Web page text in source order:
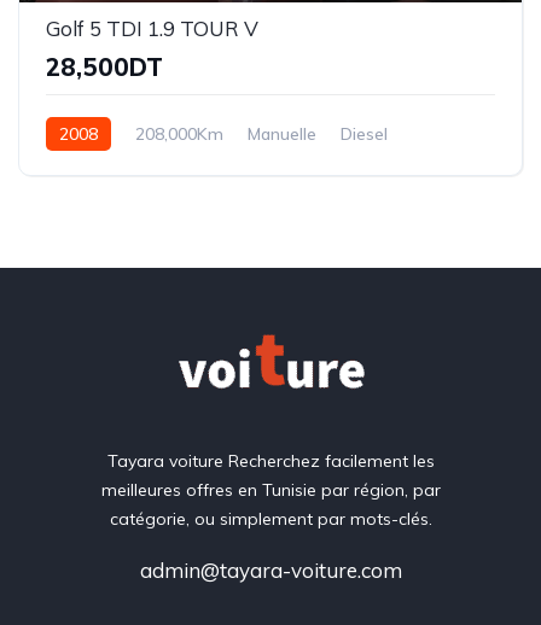
Golf 5 TDI 1.9 TOUR V
28,500DT
2008 208,000Km Manuelle
Diesel
Tayara voiture Recherchez facilement les
meilleures offres en Tunisie par région, par
catégorie, ou simplement par mots-clés.
admin@tayara-voiture.com